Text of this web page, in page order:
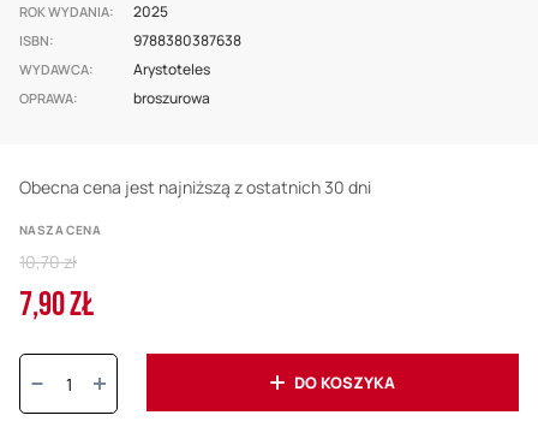
gallery
ROK WYDANIA 2025
ISBN 9788380387638
WYDAWCA Arystoteles
OPRAWA broszurowa
Obecna cena jest najniższą z ostatnich 30 dni
NASZA CENA
Cena
7,90 ZŁ
Regular
Price
10,70 zł
Ilość:
DO KOSZYKA